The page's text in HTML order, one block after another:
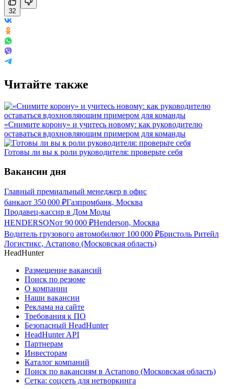
32
Читайте также
«Снимите корону» и учитесь новому: как руководителю
оставаться вдохновляющим примером для команды
Готовы ли вы к роли руководителя: проверьте себя
Вакансии дня
Главный премиальный менеджер в офис
банкаот 350 000 ₽Газпромбанк, Москва
Продавец-кассир в Дом Моды
HENDERSONот 90 000 ₽Henderson, Москва
Водитель грузового автомобиляот 100 000 ₽Бристоль Ритейл
Логистикс, Астапово (Московская область)
HeadHunter
Размещение вакансий
Поиск по резюме
О компании
Наши вакансии
Реклама на сайте
Требования к ПО
Безопасный HeadHunter
HeadHunter API
Партнерам
Инвесторам
Каталог компаний
Поиск по вакансиям в Астапово (Московская область)
Сетка: соцсеть для нетворкинга